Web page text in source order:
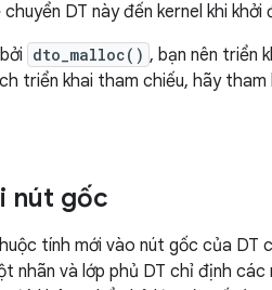
DT này đến kernel khi khởi
dto_malloc() , bạn nên triển
triển khai tham chiếu, hãy tham
nút gốc
tính mới vào nút gốc của DT
nhãn và lớp phủ DT chỉ định